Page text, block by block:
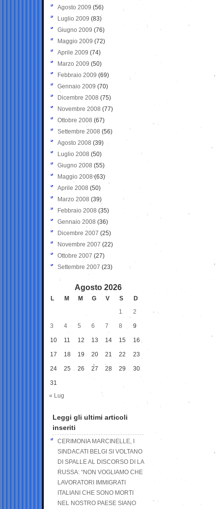
Agosto 2009 (56)
Luglio 2009 (83)
Giugno 2009 (76)
Maggio 2009 (72)
Aprile 2009 (74)
Marzo 2009 (50)
Febbraio 2009 (69)
Gennaio 2009 (70)
Dicembre 2008 (75)
Novembre 2008 (77)
Ottobre 2008 (67)
Settembre 2008 (56)
Agosto 2008 (39)
Luglio 2008 (50)
Giugno 2008 (55)
Maggio 2008(63)
Aprile 2008 (50)
Marzo 2008 (39)
Febbraio 2008 (35)
Gennaio 2008 (36)
Dicembre 2007 (25)
Novembre 2007 (22)
Ottobre 2007 (27)
Settembre 2007 (23)
Agosto 2026
L M M G V S
D
1
2
3 4 5 6 7 8 9
10 11 12 13 14 15 16
17 18 19 20 21 22 23
24 25 26 27 28 29 30
31
« Lug
Leggi gli ultimi articoli
inseriti
CERIMONIA MARCINELLE, I
SINDACATI BELGI SI VOLTANO
DI SPALLE AL DISCORSO DI LA
RUSSA: “NON VOGLIAMO CHE
LAVORATORI IMMIGRATI
ITALIANI CHE SONO MORTI
NEL NOSTRO PAESE SIANO